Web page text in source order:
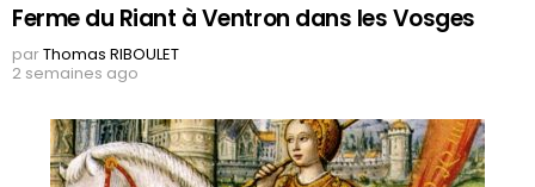
Ferme du Riant à Ventron dans les Vosges
parThomas RIBOULET
2 semaines ago